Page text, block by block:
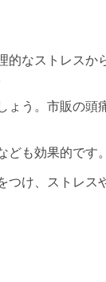
なストレス
う。市販の
も効果的です。
け、ストレ